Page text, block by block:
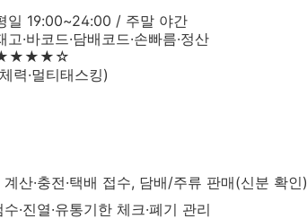
일 19:00~24:00 / 주말 야간
고·바코드·담배코드·손빠름·정산
력·멀티태스킹)
계산·충전·택배 접수, 담배/주류 판매(신분 확인)
·진열·유통기한 체크·폐기 관리